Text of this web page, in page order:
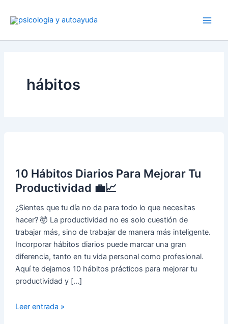
hábitos
10 Hábitos Diarios Para Mejorar Tu
Productividad 💼📈
¿Sientes que tu día no da para todo lo que necesitas
hacer? 🤯 La productividad no es solo cuestión de
trabajar más, sino de trabajar de manera más inteligente.
Incorporar hábitos diarios puede marcar una gran
diferencia, tanto en tu vida personal como profesional.
Aquí te dejamos 10 hábitos prácticos para mejorar tu
productividad y […]
10
Leer entrada »